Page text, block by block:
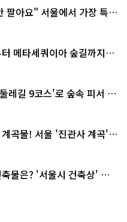
팔아요" 서울에서 가장 특별
메타세쿼이아 숲길까지…
레길 9코스'로 숲속 피서 떠
곡물! 서울 '진관사 계곡'이
물은? '서울시 건축상' 수